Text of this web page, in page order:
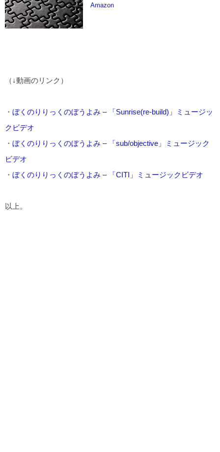
Amazon
（↓動画のリンク）
・ ぼくのりりっくのぼうよみ – 「Sunrise(re-build)」ミュージッ
クビデオ
・ ぼくのりりっくのぼうよみ – 「sub/objective」ミュージック
ビデオ
・ ぼくのりりっくのぼうよみ – 「CITI」ミュージックビデオ
以上。